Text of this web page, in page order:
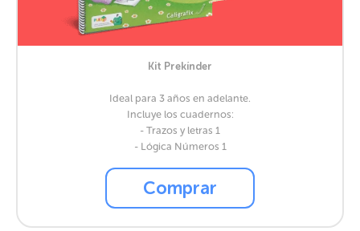
Kit Prekínder
Ideal para 3 años en adelante.
Incluye los cuadernos:
- Trazos y letras 1
- Lógica Números 1
Comprar